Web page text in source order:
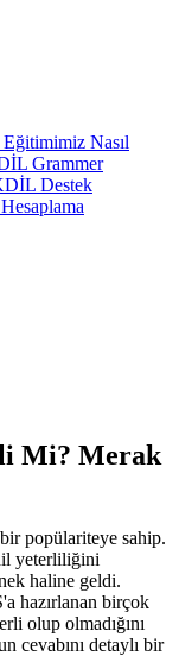
Nasıl
Grammer
Destek
Mi? Merak
popülariteye sahip.
yeterliliğini
haline geldi.
hazırlanan birçok
olup olmadığını
cevabını detaylı bir